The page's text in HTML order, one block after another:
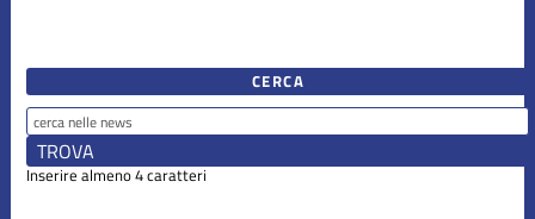
CERCA
Inserire almeno 4 caratteri